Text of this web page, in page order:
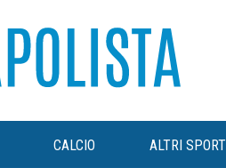
CALCIO ALTRI SPORT